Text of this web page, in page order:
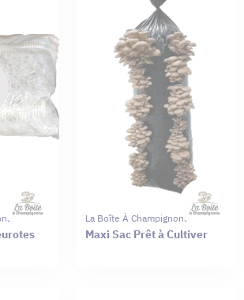
La Boîte À Champignons
Maxi Sac Prêt à Cultiver